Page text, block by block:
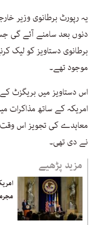
یہ رپورٹ برطانوی وزیر
دنوں بعد سامنے آئے گی جس
برطانوی دستاویز کو لیک
موجود تھے۔
اس دستاویز میں بریگزٹ
امریکہ کے ساتھ مذاکرات
معاہدے کی تجویز اس وقت
نے دی تھی۔
مزید پڑھیے